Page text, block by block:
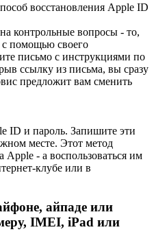
восстановления Apple ID
контрольные вопросы - то,
с помощью своего
письмо с инструкциями по
ссылку из письма, вы сразу
предложит вам сменить
ID и пароль. Запишите эти
месте. Этот метод
Apple - а воспользоваться им
клубе или в
айпаде или
IMEI, iPad или